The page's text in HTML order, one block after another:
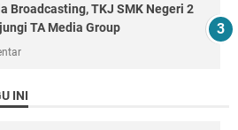
Broadcasting, TKJ SMK Negeri 2
TA Media Group
INI